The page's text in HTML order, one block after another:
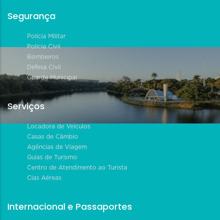
Segurança
Polícia Militar
Polícia Civil
Bombeiros
Defesa Civil
Guarda Municipal
Serviços
Locadora de Veículos
Casas de Câmbio
Agências de Viagem
Guias de Turismo
Centro de Atendimento ao Turista
Cias Aéreas
Internacional e Passaportes